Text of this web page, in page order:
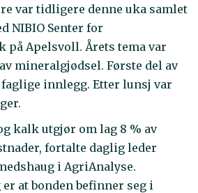
var tidligere denne uka samlet
NIBIO Senter for
på Apelsvoll. Årets tema var
mineralgjødsel. Første del av
innlegg. Etter lunsj var
kalk utgjør om lag 8 % av
fortalte daglig leder
i AgriAnalyse.
at bonden befinner seg i